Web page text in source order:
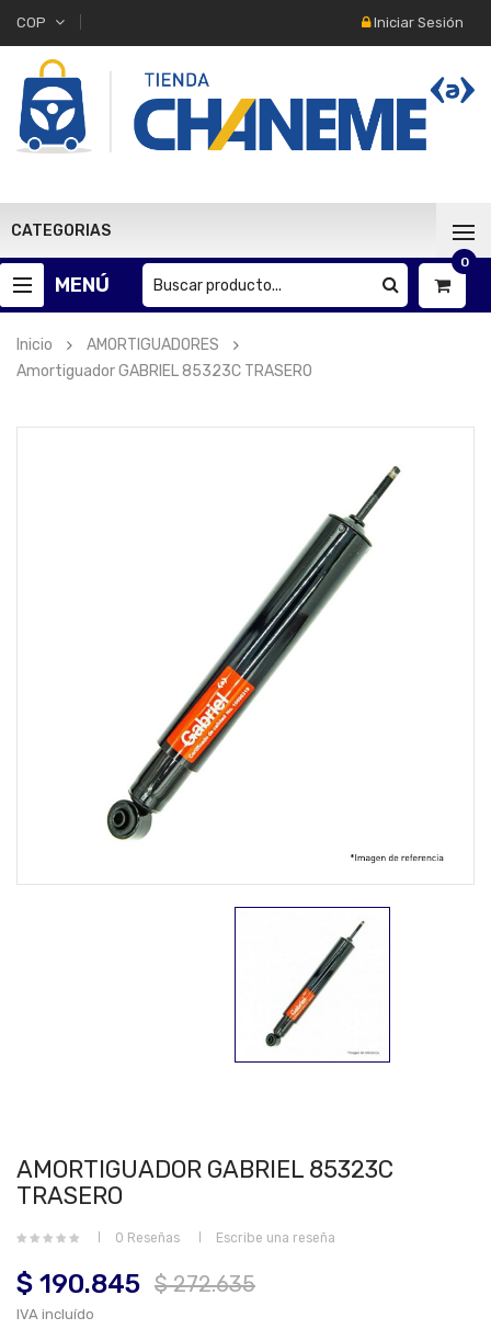
COP Iniciar Sesión
CATEGORIAS
MENÚ
0
Inicio
AMORTIGUADORES
Amortiguador GABRIEL 85323C TRASERO
AMORTIGUADOR GABRIEL 85323C
TRASERO
0 Reseñas Escribe una reseña
$ 190.845 $ 272.635
IVA incluído